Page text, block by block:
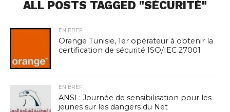
ALL POSTS TAGGED "SÉCURITÉ"
EN BREF
Orange Tunisie, 1er opérateur à obtenir la
certification de sécurité ISO/IEC 27001
EN BREF
ANSI : Journée de sensibilisation pour les
jeunes sur les dangers du Net